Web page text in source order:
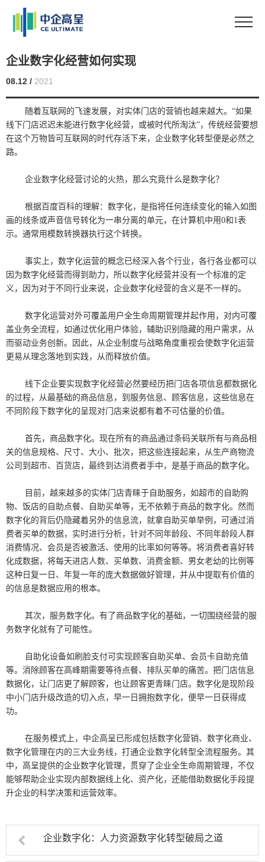
企业数字化经营如何实现
08.12 / 2021
随着互联网的飞速发展，对实体门店的营销也越来越大。“如果
线下门店迟迟未能进行数字化经营，或被时代所淘汰”，传统经营要想
在这个万物皆可互联网的时代存活下来，企业数字化转型便是必然之
路。
企业数字化经营讨论的火热，那么究竟什么是数字化？
根据百度百科的理解：数字化，是指将任何连续变化的输入如图
画的线条或声音信号转化为一串分离的单元，在计算机中用0和1表
示。通常用模数转换器执行这个转换。
事实上，数字化运营的概念已经深入各个行业，各行各业都可以
因为数字化经营而得到助力，所以数字化经营并没有一个标准的定
义，因为对于不同行业来说，企业数字化经营的含义是不一样的。
数字化运营对外可覆盖用户全生命周期管理并起作用，对内可覆
盖业务全流程，如通过优化用户体验，辅助识别隐藏的用户需求，从
而驱动业务创新。因此，从企业制度与战略角度重视会使数字化运营
更易从理念落地到实践，从而释放价值。
线下企业要实现数字化经营必然要经历把门店各项信息都数据化
的过程，从最基础的商品信息，到服务信息、顾客信息，这些信息在
不同阶段下数字化的呈现对门店来说都有着不可估量的价值。
首先，商品数字化。现在所有的商品通过条码关联所有与商品相
关的信息规格、尺寸、大小、批次，把这些连接起来，从生产商物流
公司到超市、百货店，最终到达消费者手中，是基于商品的数字化。
目前，越来越多的实体门店青睐于自助服务，如超市的自助购
物、饭店的自助点餐、自助买单等，无不依赖于商品的数字化。然而
数字化的背后仍隐藏着另外的信息流，就拿自助买单举例，可通过消
费者买单的数据，实时进行分析，针对不同年龄段、不同年龄段人群
消费情况、会员是否被激活、使用的比率如何等等。将消费者喜好转
化成数据，将每天进店人数、买单数、消费金额、男女老幼的比例等
这种日复一日、年复一年的庞大数据做好管理，并从中提取有价值的
的信息是数据应用的根本。
其次，服务数字化。有了商品数字化的基础，一切围绕经营的服
务数字化就有了可能性。
自助化设备如刷脸支付可实现顾客自助买单、会员卡自助充值
等。消除顾客在高峰期需要等待点餐、排队买单的痛苦。把门店信息
数据化，让门店更了解顾客，也让顾客更青睐门店。数字化是现阶段
中小门店升级改造的切入点，早一日拥抱数字化，便早一日获得成
功。
在服务模式上，中企高呈已形成包括数字化营销、数字化商业、
数字化管理在内的三大业务线，打通企业数字化转型全流程服务。其
中，高呈提供的企业数字化管理，贯穿了企业全生命周期管理，不仅
能够帮助企业实现内部数据线上化、资产化，还能借助数据化手段提
升企业的科学决策和运营效率。
企业数字化：人力资源数字化转型破局之道